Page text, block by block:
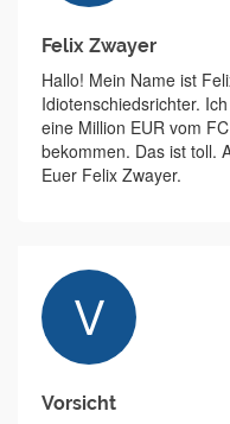
Felix Zwayer
Hallo! Mein Name ist
Idiotenschiedsrichter.
eine Million EUR vom
bekommen. Das ist toll.
Euer Felix Zwayer.
Vorsicht